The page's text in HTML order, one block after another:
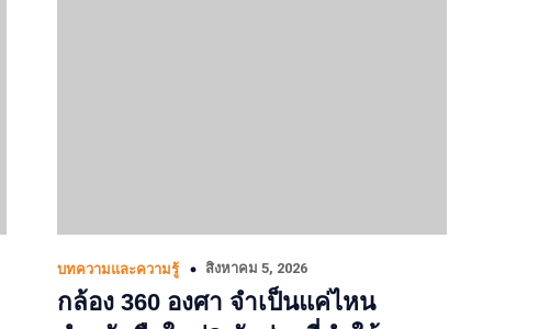
บทความและความรู้ สิงหาคม 5, 2026
กล้อง 360 องศา จำเป็นแค่ไหน